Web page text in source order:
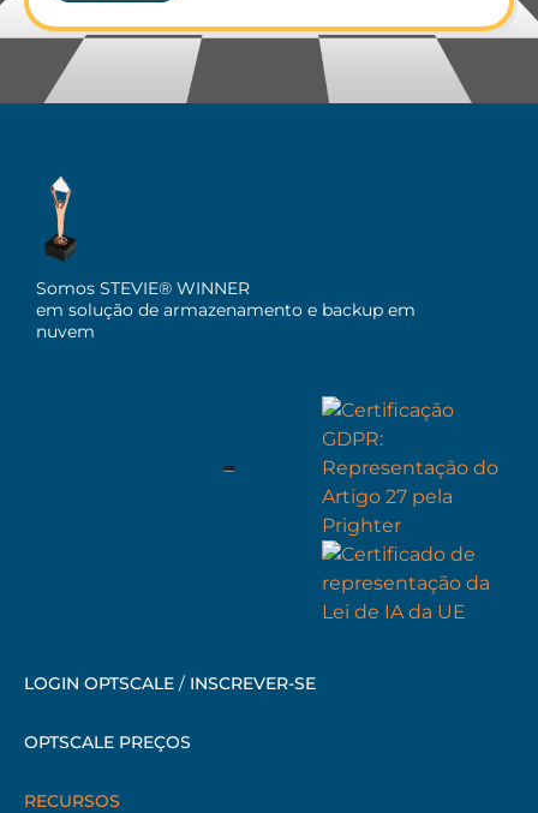
Somos STEVIE® WINNER
em solução de armazenamento e backup em
nuvem
LOGIN OPTSCALE / INSCREVER-SE
OPTSCALE PREÇOS
RECURSOS